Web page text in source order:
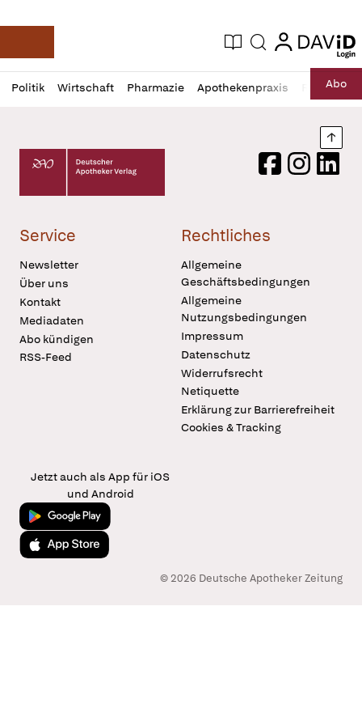
Deutsche Apotheker Zeitung
Aktuelle Ausgabe
Suche login
login
Politik Wirtschaft Pharmazie Apothekenpraxis RechtAbo
Profil
öffnen
Daz
Pur
Deutscher Apotheker Verlag Logo
FacebookInstagram
Service
Newsletter
Über uns
Kontakt
Mediadaten
Abo kündigen
RSS-Feed
Rechtliches
Allgemeine
Geschäftsbedingungen
Allgemeine
Nutzungsbedingungen
Impressum
Datenschutz
Widerrufsrecht
Netiquette
Erklärung zur Barrierefreiheit
Cookies & Tracking
Jetzt auch als App für iOS
und Android
Jetzt bei Google Play
Laden im App Store
© 2026 Deutsche Apotheker Zeitung